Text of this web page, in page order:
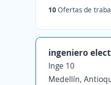
10 Ofertas de trabajo de
ingeniero
Inge 10
Medellín,